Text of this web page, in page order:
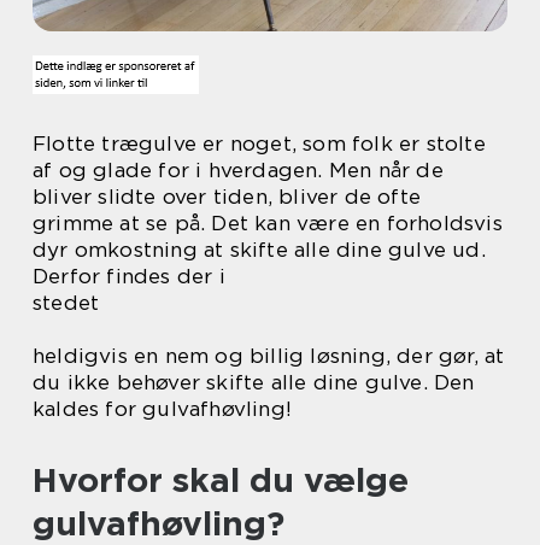
Flotte trægulve er noget, som folk er stolte
af og glade for i hverdagen. Men når de
bliver slidte over tiden, bliver de ofte
grimme at se på. Det kan være en forholdsvis
dyr omkostning at skifte alle dine gulve ud.
Derfor findes der i
stedet
heldigvis en nem og billig løsning, der gør, at
du ikke behøver skifte alle dine gulve. Den
kaldes for gulvafhøvling!
Hvorfor skal du vælge
gulvafhøvling?